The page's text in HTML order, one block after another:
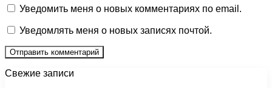
Уведомить меня о новых комментариях по email.
Уведомлять меня о новых записях почтой.
Свежие записи